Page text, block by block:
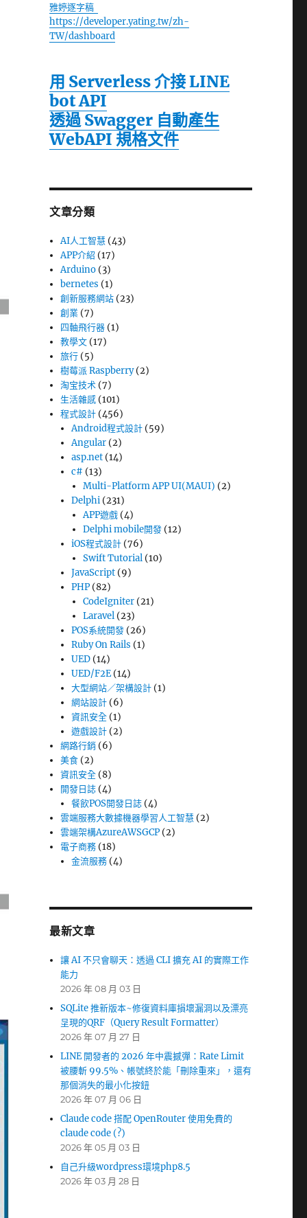
雅婷逐字稿
https://developer.yating.tw/zh-
TW/dashboard
用 Serverless 介接 LINE
bot API
透過 Swagger 自動產生
WebAPI 規格文件
文章分類
AI人工智慧 (43)
APP介紹 (17)
Arduino (3)
bernetes (1)
創新服務網站 (23)
創業 (7)
四軸飛行器 (1)
教學文 (17)
旅行 (5)
樹莓派 Raspberry(2)
淘宝技术 (7)
生活雜感 (101)
程式設計 (456)
Android程式設計 (59)
Angular (2)
asp.net (14)
c# (13)
Multi-Platform APP UI(MAUI) (2)
Delphi (231)
APP遊戲(4)
Delphi mobile開發(12)
iOS程式設計 (76)
Swift Tutorial(10)
JavaScript (9)
PHP (82)
CodeIgniter(21)
Laravel(23)
POS系統開發 (26)
Ruby On Rails (1)
UED (14)
UED/F2E (14)
大型網站／架構設計 (1)
網站設計 (6)
資訊安全 (1)
遊戲設計 (2)
網路行銷 (6)
美食 (2)
資訊安全 (8)
開發日誌 (4)
餐飲POS開發日誌 (4)
雲端服務大數據機器學習人工智慧 (2)
雲端架構AzureAWSGCP (2)
電子商務 (18)
金流服務 (4)
最新文章
讓 AI 不只會聊天：透過 CLI 擴充 AI 的實際工作
能力
2026 年 08 月 03 日
SQLite 推新版本~修復資料庫損壞漏洞以及漂亮
呈現的QRF（Query Result Formatter）
2026 年 07 月 27 日
LINE 開發者的 2026 年中震撼彈：Rate Limit
被腰斬 99.5%、帳號終於能「刪除重來」，還有
那個消失的最小化按鈕
2026 年 07 月 06 日
Claude code 搭配 OpenRouter 使用免費的
claude code (?)
2026 年 05 月 03 日
自己升級wordpress環境php8.5
2026 年 03 月 28 日